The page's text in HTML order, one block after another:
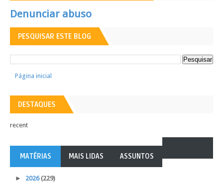
Denunciar abuso
PESQUISAR ESTE BLOG
Página inicial
DESTAQUES
recent
MATÉRIAS MAIS LIDAS ASSUNTOS
► 2026(229)